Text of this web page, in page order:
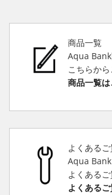
商品一覧
Aqua Bank
こちらから
商品一覧
よくある
Aqua
よくあるご
よくある